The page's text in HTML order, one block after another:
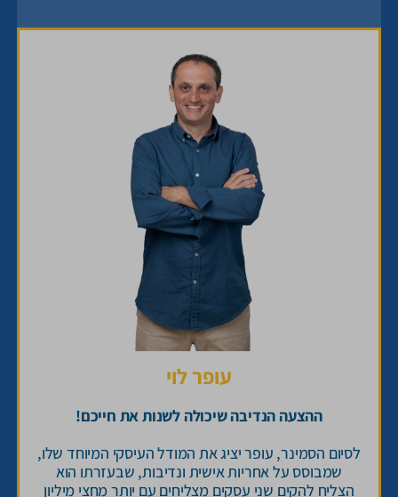
עופר לוי
ההצעה הנדיבה שיכולה לשנות את חייכם!
לסיום הסמינר, עופר יציג את המודל העיסקי המיוחד שלו,
שמבוסס על אחריות אישית ונדיבות, שבעזרתו הוא
הצליח להקים שני עסקים מצליחים עם יותר מחצי מיליון